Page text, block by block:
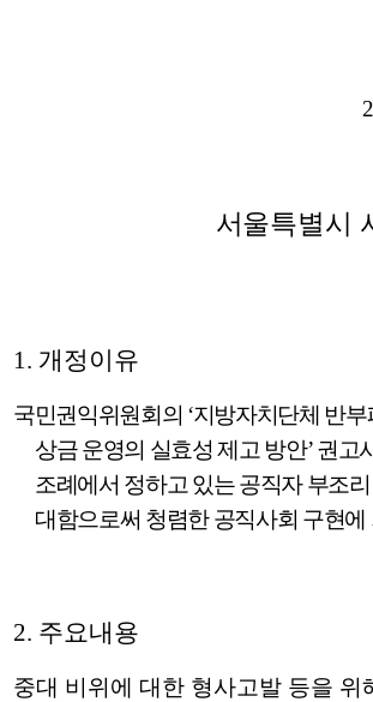
서울특별시
1. 개정이유
국민권익위원회의 ‘지방자치단체 반부
상금 운영의 실효성 제고 방안’권고
조례에서 정하고 있는 공직자 부조
대함으로써 청렴한 공직사회 구현에
2. 주요내용
중대 비위에 대한 형사고발 등을 위